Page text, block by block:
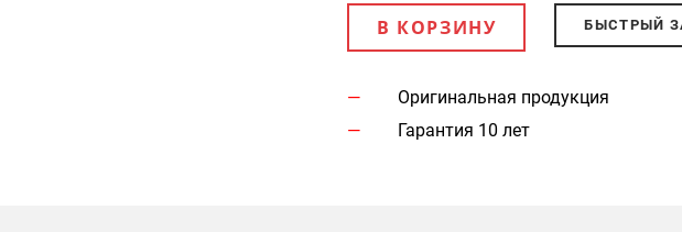
В КОРЗИНУ БЫСТРЫЙ
Оригинальная продукция
Гарантия 10 лет